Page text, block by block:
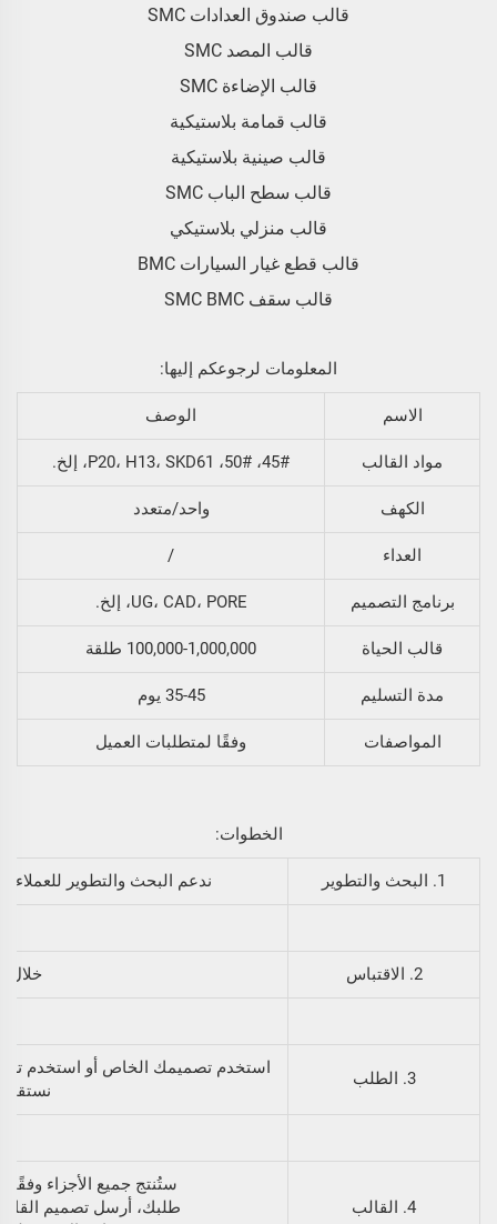
قالب صندوق العدادات SMC
قالب المصد SMC
قالب الإضاءة SMC
قالب قمامة بلاستيكية
قالب صينية بلاستيكية
قالب سطح الباب SMC
قالب منزلي بلاستيكي
قالب قطع غيار السيارات BMC
قالب سقف SMC BMC
المعلومات لرجوعكم إليها:
الاسم الوصف
مواد القالب 45#، 50#، P20، H13، SKD61، إلخ.
الكهف واحد/متعدد
العداء /
برنامج التصميم UG، CAD، PORE، إلخ.
قالب الحياة 100,000-1,000,000 طلقة
مدة التسليم 35-45 يوم
المواصفات وفقًا لمتطلبات العميل
الخطوات:
1. البحث والتطوير ندعم البحث والتطوير
2. الاقتباس خلال 24 ساعة
3. الطلب
استخدم تصميمك الخاص أو استخدم
4. القالب
ستُنتج جميع الأجزاء وفقًا
طلبك، أرسل تصميم